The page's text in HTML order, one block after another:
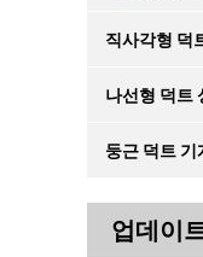
직사각형 덕
나선형 덕트
둥근 덕트 기
업데이